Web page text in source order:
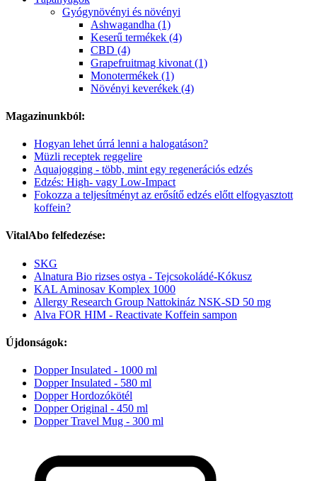
Gyógynövényi és növényi
Ashwagandha (1)
Keserű termékek (4)
CBD (4)
Grapefruitmag kivonat (1)
Monotermékek (1)
Növényi keverékek (4)
Magazinunkból:
Hogyan lehet úrrá lenni a halogatáson?
Müzli receptek reggelire
Aquajogging - több, mint egy regenerációs edzés
Edzés: High- vagy Low-Impact
Fokozza a teljesítményt az erősítő edzés előtt elfogyasztott
koffein?
VitalAbo felfedezése:
SKG
Alnatura Bio rizses ostya - Tejcsokoládé-Kókusz
KAL Aminosav Komplex 1000
Allergy Research Group Nattokináz NSK-SD 50 mg
Alva FOR HIM - Reactivate Koffein sampon
Újdonságok:
Dopper Insulated - 1000 ml
Dopper Insulated - 580 ml
Dopper Hordozókötél
Dopper Original - 450 ml
Dopper Travel Mug - 300 ml